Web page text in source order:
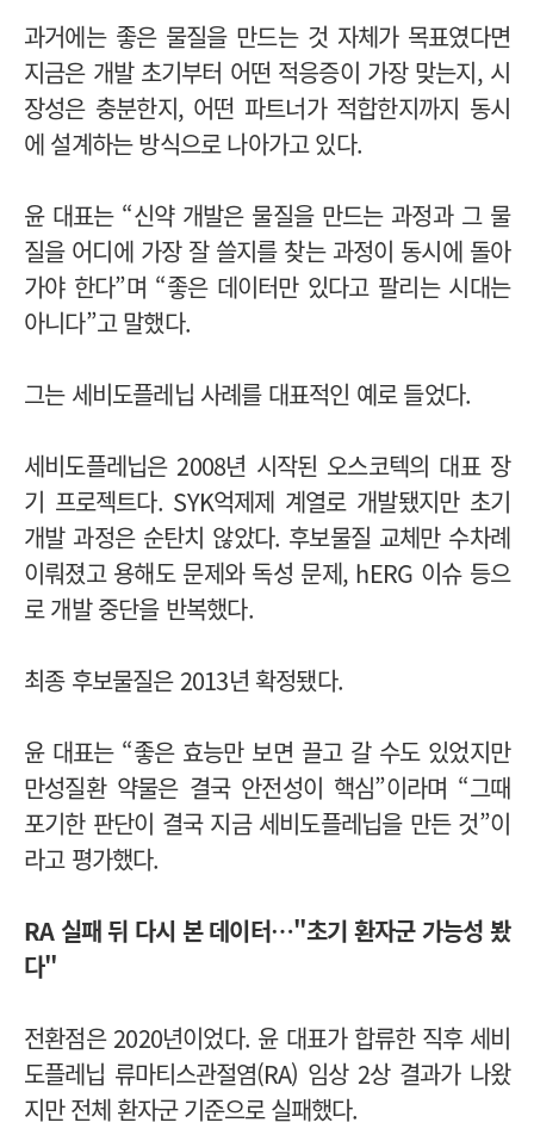
과거에는 좋은 물질을 만드는 것 자체가 목표였다면
지금은 개발 초기부터 어떤 적응증이 가장 맞는지, 시
장성은 충분한지, 어떤 파트너가 적합한지까지 동시
에 설계하는 방식으로 나아가고 있다.
윤 대표는 “신약 개발은 물질을 만드는 과정과 그 물
질을 어디에 가장 잘 쓸지를 찾는 과정이 동시에 돌아
가야 한다”며 “좋은 데이터만 있다고 팔리는 시대는
아니다”고 말했다.
그는 세비도플레닙 사례를 대표적인 예로 들었다.
세비도플레닙은 2008년 시작된 오스코텍의 대표 장
기 프로젝트다. SYK억제제 계열로 개발됐지만 초기
개발 과정은 순탄치 않았다. 후보물질 교체만 수차례
이뤄졌고 용해도 문제와 독성 문제, hERG 이슈 등으
로 개발 중단을 반복했다.
최종 후보물질은 2013년 확정됐다.
윤 대표는 “좋은 효능만 보면 끌고 갈 수도 있었지만
만성질환 약물은 결국 안전성이 핵심”이라며 “그때
포기한 판단이 결국 지금 세비도플레닙을 만든 것”이
라고 평가했다.
RA 실패 뒤 다시 본 데이터…"초기 환자군 가능성 봤
다"
전환점은 2020년이었다. 윤 대표가 합류한 직후 세비
도플레닙 류마티스관절염(RA) 임상 2상 결과가 나왔
지만 전체 환자군 기준으로 실패했다.